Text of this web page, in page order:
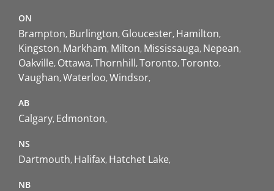
ON
Brampton Burlington Gloucester Hamilton
Kingston Markham Milton Mississauga Nepean
Oakville Ottawa Thornhill Toronto Toronto
Vaughan Waterloo Windsor
AB
Calgary Edmonton
NS
Dartmouth Halifax Hatchet Lake
NB